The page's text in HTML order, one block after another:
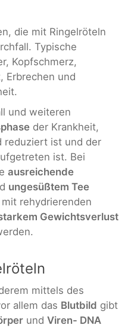
die mit Ringelröteln
Typische
Kopfschmerz,
Erbrechen und
und weiteren
der Krankheit,
reduziert ist und der
ist. Bei
ausreichende
ungesüßtem Tee
rehydrierenden
Gewichtsverlust
mittels des
allem das Blutbild gibt
und Viren- DNA